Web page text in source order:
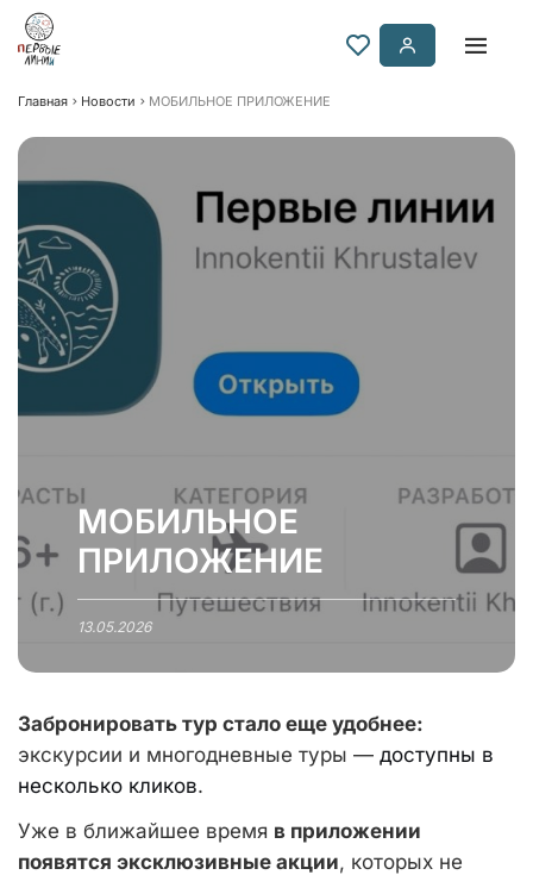
Главная Новости МОБИЛЬНОЕ ПРИЛОЖЕНИЕ
МОБИЛЬНОЕ
ПРИЛОЖЕНИЕ
13.05.2026
Забронировать тур стало еще удобнее:
экскурсии и многодневные туры — доступны в
несколько кликов.
Уже в ближайшее время в приложении
появятся эксклюзивные акции, которых не